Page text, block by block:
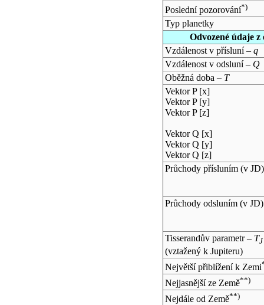
Poslední pozorování*)
Typ planetky
Odvozené údaje
Vzdálenost v přísluní – q
Vzdálenost v odsluní – Q
Oběžná doba – T
Vektor P [x]
Vektor P [y]
Vektor P [z]
Vektor Q [x]
Vektor Q [y]
Vektor Q [z]
Průchody přísluním (v JD)
Průchody odsluním (v JD)
Tisserandův parametr – TJ
(vztažený k Jupiteru)
Největší přiblížení k Zemi
Nejjasnější ze Země**)
Nejdále od Země**)